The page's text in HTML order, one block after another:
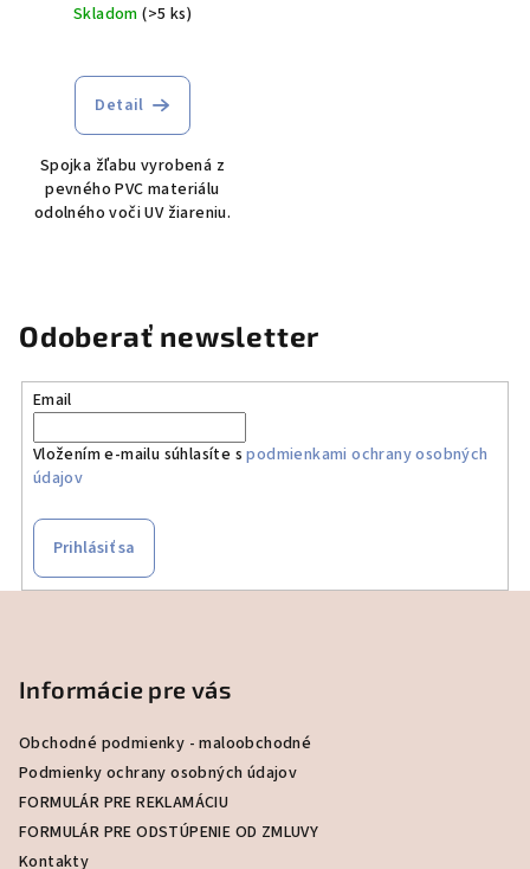
Skladom(>5 ks)
Detail
Spojka žľabu vyrobená z
pevného PVC materiálu
odolného voči UV žiareniu.
Odoberať newsletter
Email
Vložením e-mailu súhlasíte spodmienkami ochrany osobných
údajov
Prihlásiť sa
Informácie pre vás
Obchodné podmienky - maloobchodné
Podmienky ochrany osobných údajov
FORMULÁR PRE REKLAMÁCIU
FORMULÁR PRE ODSTÚPENIE OD ZMLUVY
Kontakty